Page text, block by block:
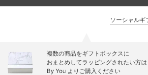
ソーシャルギ
複数の商品をギフトボックスに
おまとめしてラッピングされたい方は
By You よりご購入ください